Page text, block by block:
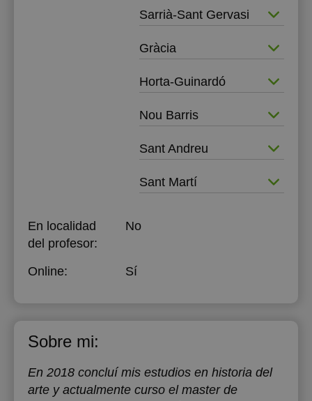
Sarrià-Sant Gervasi
Gràcia
Horta-Guinardó
Nou Barris
Sant Andreu
Sant Martí
En localidad
del profesor:
No
Online: Sí
Sobre mi:
En 2018 concluí mis estudios en historia del
arte y actualmente curso el master de